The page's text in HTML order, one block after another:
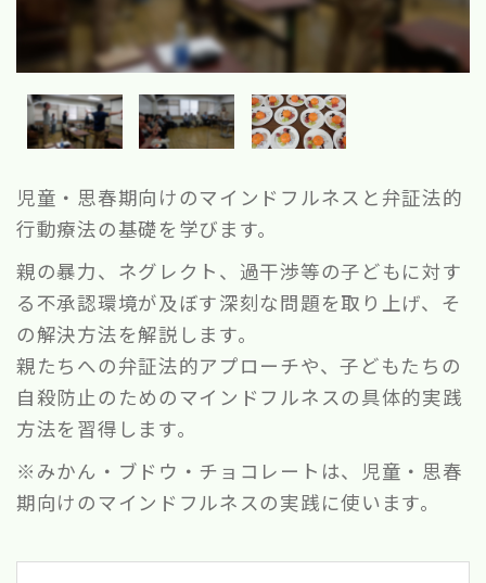
児童・思春期向けのマインドフルネスと弁証法的
行動療法の基礎を学びます。
親の暴力、ネグレクト、過干渉等の子どもに対す
る不承認環境が及ぼす深刻な問題を取り上げ、そ
の解決方法を解説します。
親たちへの弁証法的アプローチや、子どもたちの
自殺防止のためのマインドフルネスの具体的実践
方法を習得します。
※みかん・ブドウ・チョコレートは、児童・思春
期向けのマインドフルネスの実践に使います。